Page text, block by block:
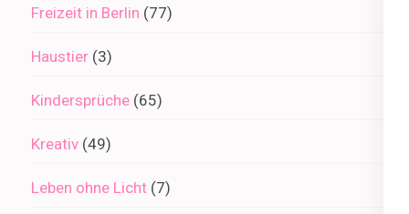
Freizeit in Berlin (77)
Haustier (3)
Kindersprüche (65)
Kreativ (49)
Leben ohne Licht (7)